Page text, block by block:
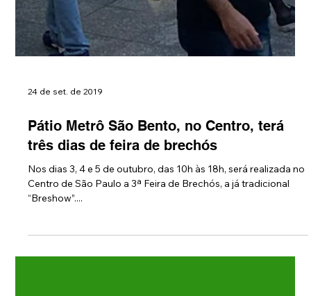
24 de set. de 2019
Pátio Metrô São Bento, no Centro, terá
três dias de feira de brechós
“Breshow”....